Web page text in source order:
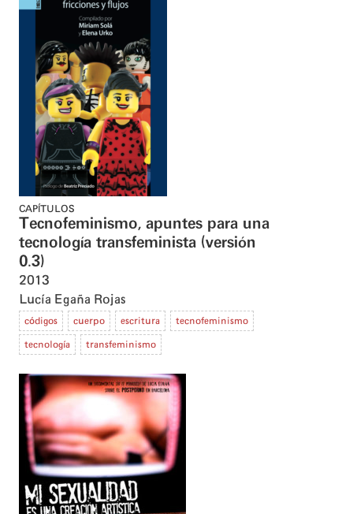
CAPÍTULOS
Tecnofeminismo, apuntes para una
tecnología transfeminista (versión
0.3)
2013
Lucía Egaña Rojas
códigos cuerpo escritura tecnofeminismo
tecnología transfeminismo